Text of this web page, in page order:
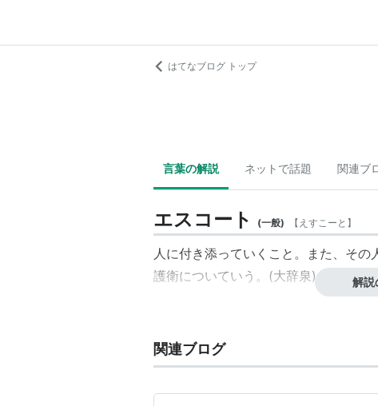
はてなブログ トップ
言葉の解説 ネットで話題 関連ブ
エスコート (一般) 【 えすこーと 】
人に付き添っていくこと。また、そ
護衛についていう。(大辞泉)
解説
関連ブログ